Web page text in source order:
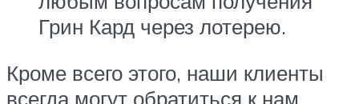
Грин Кард через лотерею.
Кроме всего этого, наши клиенты
всегда могут обратиться к нам